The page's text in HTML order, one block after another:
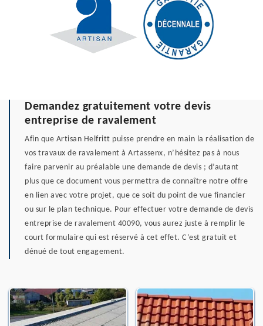
Demandez gratuitement votre devis
entreprise de ravalement
Afin que Artisan Helfritt puisse prendre en main la réalisation de
vos travaux de ravalement à Artassenx, n’hésitez pas à nous
faire parvenir au préalable une demande de devis ; d’autant
plus que ce document vous permettra de connaître notre offre
en lien avec votre projet, que ce soit du point de vue financier
ou sur le plan technique. Pour effectuer votre demande de devis
entreprise de ravalement 40090, vous aurez juste à remplir le
court formulaire qui est réservé à cet effet. C’est gratuit et
dénué de tout engagement.